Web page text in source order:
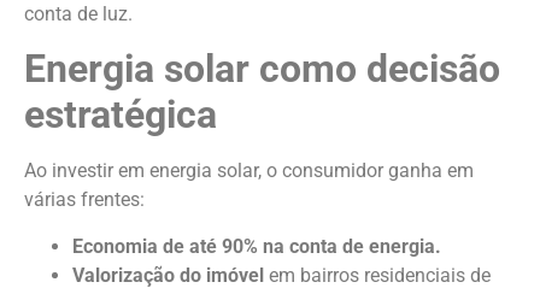
conta de luz.
Energia solar como decisão
estratégica
Ao investir em energia solar, o consumidor ganha em
várias frentes:
Economia de até 90% na conta de energia.
Valorização do imóvel em bairros residenciais de